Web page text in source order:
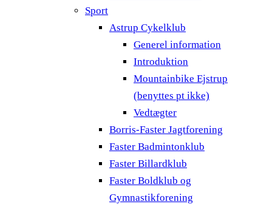
Sport
Astrup Cykelklub
Generel information
Introduktion
Mountainbike Ejstrup
(benyttes pt ikke)
Vedtægter
Borris-Faster Jagtforening
Faster Badmintonklub
Faster Billardklub
Faster Boldklub og
Gymnastikforening